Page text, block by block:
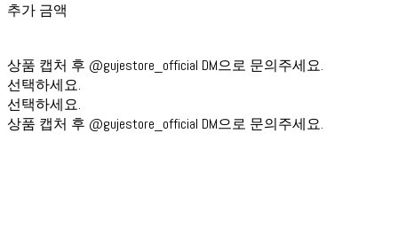
추가 금액
상품 캡처 후 @gujestore_official DM으로 문의주세요.
선택하세요.
선택하세요.
상품 캡처 후 @gujestore_official DM으로 문의주세요.